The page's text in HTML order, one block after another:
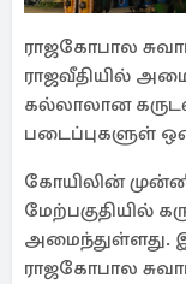
ராஜகோபால
ராஜவீதியில்
கல்லாலான
படைப்புகளுள்
கோயிலின்
மேற்பகுதியில்
அமைந்துள்ளது.
ராஜகோபால